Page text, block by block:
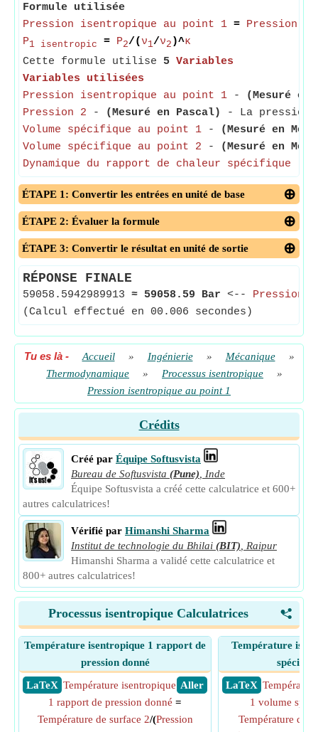
Formule utilisée
Pression isentropique au point 1 = Pression 2
P1 isentropic = P2/(ν1/ν2 )^κ
Cette formule utilise 5 Variables
Variables utilisées
Pression isentropique au point 1 -
(Mesuré en
Pression 2 - (Mesuré en Pascal)
- La pression
Volume spécifique au point 1 -
(Mesuré en
Volume spécifique au point 2 -
(Mesuré en
Dynamique du rapport de chaleur spécifique
ÉTAPE 1: Convertir les entrées en unité de base
ÉTAPE 2: Évaluer la formule
ÉTAPE 3: Convertir le résultat en unité de sortie
RÉPONSE FINALE
59058.5942989913 ≈ 59058.59 Bar <-- Pression
(Calcul effectué en 00.006 secondes)
Tu es là- Accueil » Ingénierie » Mécanique
»
Thermodynamique
» Processus isentropique
»
Pression isentropique au point 1
Crédits
Créé par Équipe Softusvista
Bureau de Softusvista (Pune)
Inde
Équipe Softusvista a créé cette calculatrice et 600+
autres calculatrices!
Vérifié par Himanshi Sharma
Institut de technologie du Bhilai (BIT)
Raipur
Himanshi Sharma a validé cette calculatrice et
800+ autres calculatrices!
<
Processus isentropique Calculatrices
Température isentropique 1 rapport de
pression donné
​ LaTeX
​ Aller
Température isentropique
1 rapport de pression donné =
Température de surface 2/(Pression
Température
​ LaTeX
1 volume
Température de